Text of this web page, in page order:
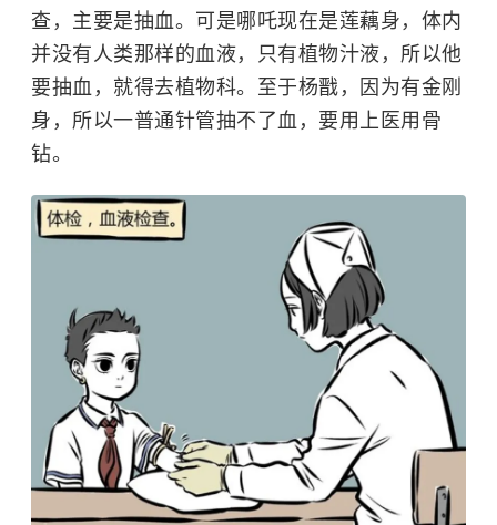
查，主要是抽血。可是哪吒现在是莲藕身，体内
并没有人类那样的血液，只有植物汁液，所以他
要抽血，就得去植物科。至于杨戬，因为有金刚
身，所以一普通针管抽不了血，要用上医用骨
钻。